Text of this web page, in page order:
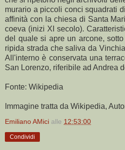
murario a piccoli conci squadrati
affinità con la chiesa di Santa
coeva (inizi XI secolo).
del quale si apre un arcone,
ripida strada che saliva da
All'interno è conservata una
San Lorenzo, riferibile ad Andrea
Fonte: Wikipedia
Immagine tratta da Wikipedia,
Emiliano AMici alle 12:53:00
Condividi